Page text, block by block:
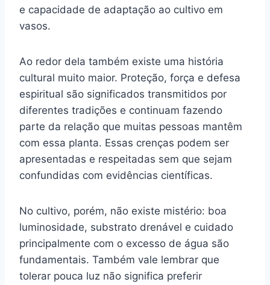
e capacidade de adaptação ao cultivo em
vasos.
Ao redor dela também existe uma história
cultural muito maior. Proteção, força e defesa
espiritual são significados transmitidos por
diferentes tradições e continuam fazendo
parte da relação que muitas pessoas mantêm
com essa planta. Essas crenças podem ser
apresentadas e respeitadas sem que sejam
confundidas com evidências científicas.
No cultivo, porém, não existe mistério: boa
luminosidade, substrato drenável e cuidado
principalmente com o excesso de água são
fundamentais. Também vale lembrar que
tolerar pouca luz não significa preferir